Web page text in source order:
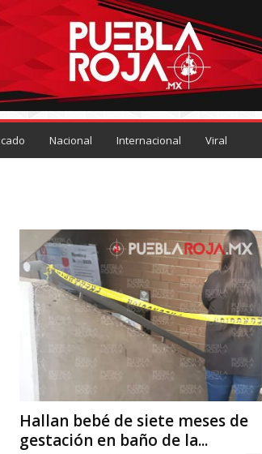
Nacional Internacional Viral
Hallan bebé de siete meses de
gestación en baño de la...